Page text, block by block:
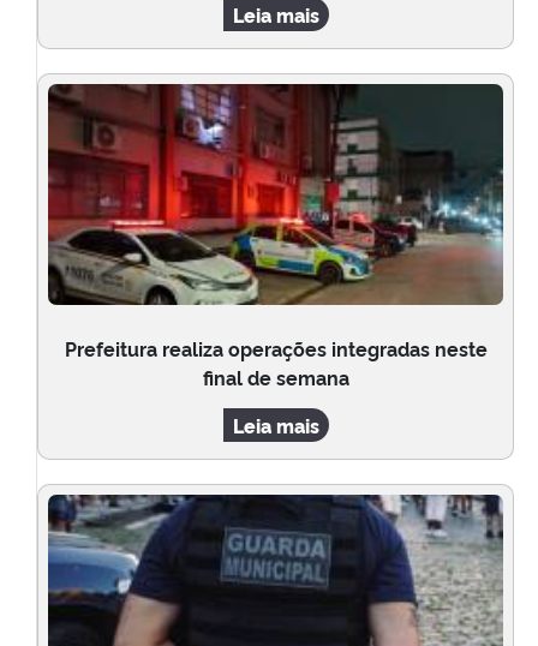
Leia mais
Prefeitura realiza operações integradas neste
final de semana
Leia mais